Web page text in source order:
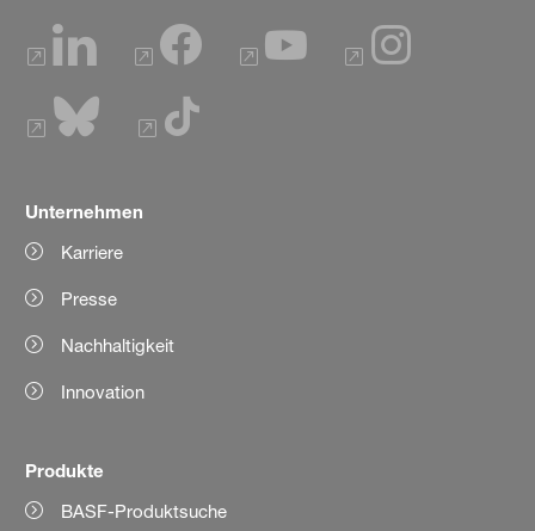
Unternehmen
Karriere
Presse
Nachhaltigkeit
Innovation
Produkte
BASF-Produktsuche